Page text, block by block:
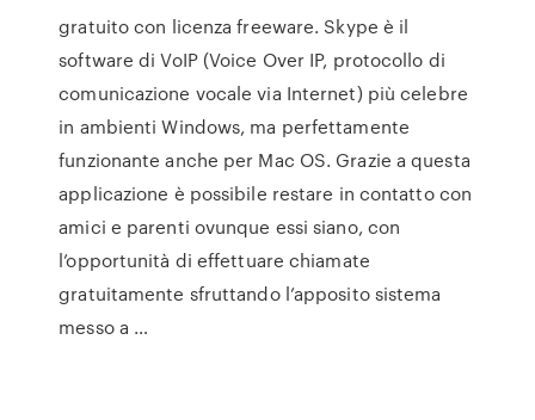
gratuito con licenza freeware. Skype è il
software di VoIP (Voice Over IP, protocollo di
comunicazione vocale via Internet) più celebre
in ambienti Windows, ma perfettamente
funzionante anche per Mac OS. Grazie a questa
applicazione è possibile restare in contatto con
amici e parenti ovunque essi siano, con
l’opportunità di effettuare chiamate
gratuitamente sfruttando l’apposito sistema
messo a …